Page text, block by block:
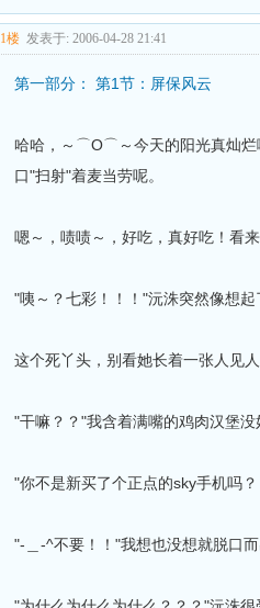
1楼 发表于: 2006-04-28 21:41
第一部分： 第1节：屏保风云
哈哈，～⌒O⌒～今天的阳光真灿烂
口"扫射"着麦当劳呢。
嗯～，啧啧～，好吃，真好吃！看
"咦～？七彩！！！"沅洙突然像想
这个死丫头，别看她长着一张人见
"干嘛？？"我含着满嘴的鸡肉汉堡
"你不是新买了个正点的sky手机吗
"-＿-^不要！！"我想也没想就脱口